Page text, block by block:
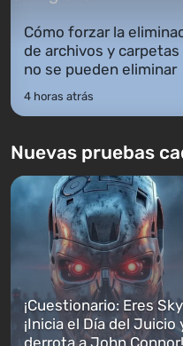
Cómo forzar la
de archivos y carpetas
no se pueden eliminar
4 horas atrás
Nuevas pruebas
¡Cuestionario: Eres
¡Inicia el Día del Juicio
derrota a John Connor!